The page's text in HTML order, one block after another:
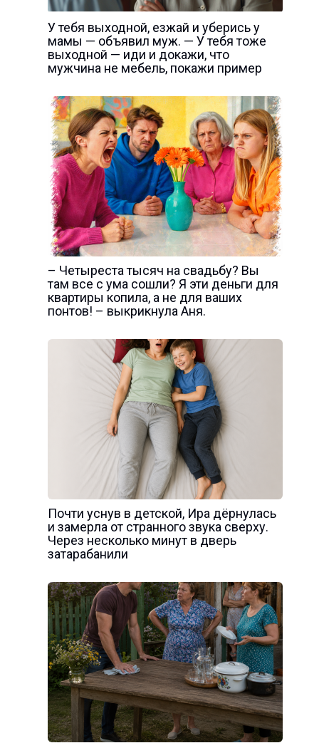
У тебя выходной, езжай и уберись у
мамы — объявил муж. — У тебя тоже
выходной — иди и докажи, что
мужчина не мебель, покажи пример
– Четыреста тысяч на свадьбу? Вы
там все с ума сошли? Я эти деньги для
квартиры копила, а не для ваших
понтов! – выкрикнула Аня.
Почти уснув в детской, Ира дёрнулась
и замерла от странного звука сверху.
Через несколько минут в дверь
затарабанили